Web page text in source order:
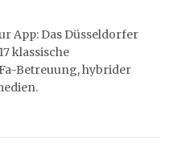
App: Das Düsseldorfer
klassische
Betreuung, hybrider